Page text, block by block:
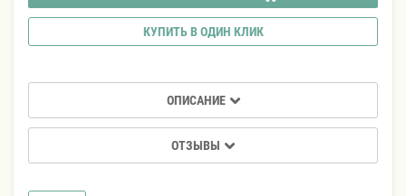
КУПИТЬ В ОДИН КЛИК
ОПИСАНИЕ
ОТЗЫВЫ